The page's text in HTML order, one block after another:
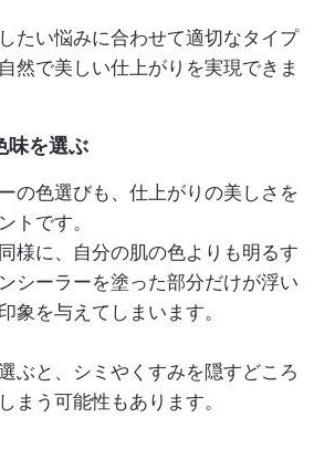
たい悩みに合わせて適切なタイプ
然で美しい仕上がりを実現できま
味を選ぶ
の色選びも、仕上がりの美しさを
トです。
様に、自分の肌の色よりも明るす
シーラーを塗った部分だけが浮い
象を与えてしまいます。
ぶと、シミやくすみを隠すどころ
まう可能性もあります。